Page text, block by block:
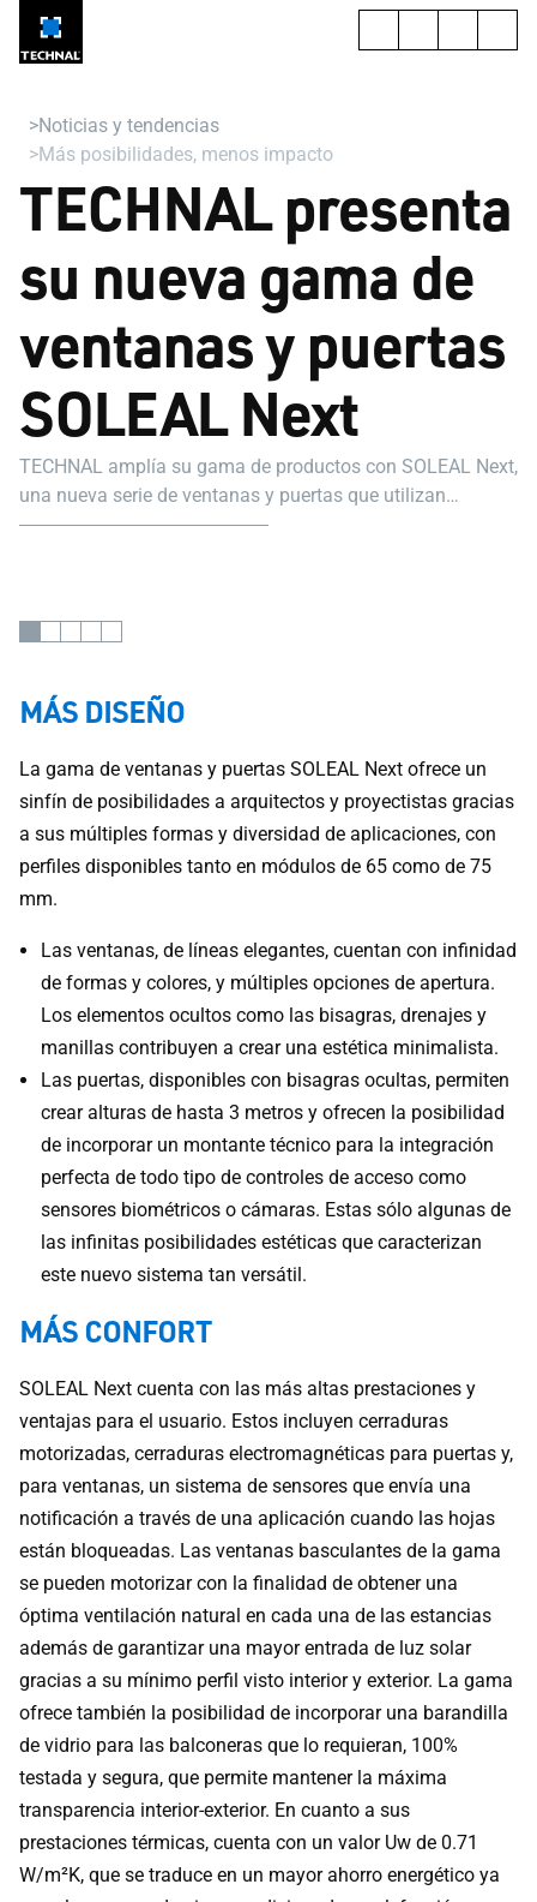
Noticias y tendencias
Más posibilidades, menos impacto
TECHNAL presenta
su nueva gama de
ventanas y puertas
SOLEAL Next
TECHNAL amplía su gama de productos con SOLEAL Next,
una nueva serie de ventanas y puertas que utilizan
aluminio reciclado para reducir el impacto
MÁS DISEÑO
La gama de ventanas y puertas SOLEAL Next ofrece un
sinfín de posibilidades a arquitectos y proyectistas gracias
a sus múltiples formas y diversidad de aplicaciones, con
perfiles disponibles tanto en módulos de 65 como de 75
mm.
Las ventanas, de líneas elegantes, cuentan con infinidad
de formas y colores, y múltiples opciones de apertura.
Los elementos ocultos como las bisagras, drenajes y
manillas contribuyen a crear una estética minimalista.
Las puertas, disponibles con bisagras ocultas, permiten
crear alturas de hasta 3 metros y ofrecen la posibilidad
de incorporar un montante técnico para la integración
perfecta de todo tipo de controles de acceso como
sensores biométricos o cámaras. Estas sólo algunas de
las infinitas posibilidades estéticas que caracterizan
este nuevo sistema tan versátil.
MÁS CONFORT
SOLEAL Next cuenta con las más altas prestaciones y
ventajas para el usuario. Estos incluyen cerraduras
motorizadas, cerraduras electromagnéticas para puertas y,
para ventanas, un sistema de sensores que envía una
notificación a través de una aplicación cuando las hojas
están bloqueadas. Las ventanas basculantes de la gama
se pueden motorizar con la finalidad de obtener una
óptima ventilación natural en cada una de las estancias
además de garantizar una mayor entrada de luz solar
gracias a su mínimo perfil visto interior y exterior. La gama
ofrece también la posibilidad de incorporar una barandilla
de vidrio para las balconeras que lo requieran, 100%
testada y segura, que permite mantener la máxima
transparencia interior-exterior. En cuanto a sus
prestaciones térmicas, cuenta con un valor Uw de 0.71
W/m²K, que se traduce en un mayor ahorro energético ya